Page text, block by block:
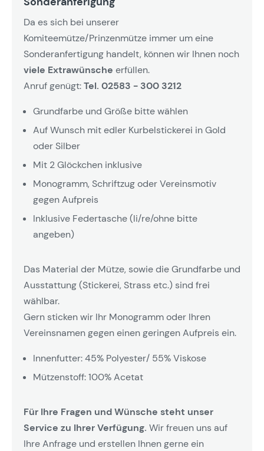
Da es sich bei unserer
Komiteemütze/Prinzenmütze immer um eine
Sonderanfertigung handelt, können wir Ihnen noch
viele Extrawünsche erfüllen.
Anruf genügt:Tel. 02583 - 300 3212
Grundfarbe und Größe bitte wählen
Auf Wunsch mit edler Kurbelstickerei in Gold
oder Silber
Mit 2 Glöckchen inklusive
Monogramm, Schriftzug oder Vereinsmotiv
gegen Aufpreis
Inklusive Federtasche (li/re/ohne bitte
angeben)
Das Material der Mütze, sowie die Grundfarbe und
Ausstattung (Stickerei, Strass etc.) sind frei
wählbar.
Gern sticken wir Ihr Monogramm oder Ihren
Vereinsnamen gegen einen geringen Aufpreis ein.
Innenfutter: 45% Polyester/ 55% Viskose
Mützenstoff: 100% Acetat
Für Ihre Fragen und Wünsche steht unser
Service zu Ihrer Verfügung. Wir freuen uns auf
Ihre Anfrage und erstellen Ihnen gerne ein